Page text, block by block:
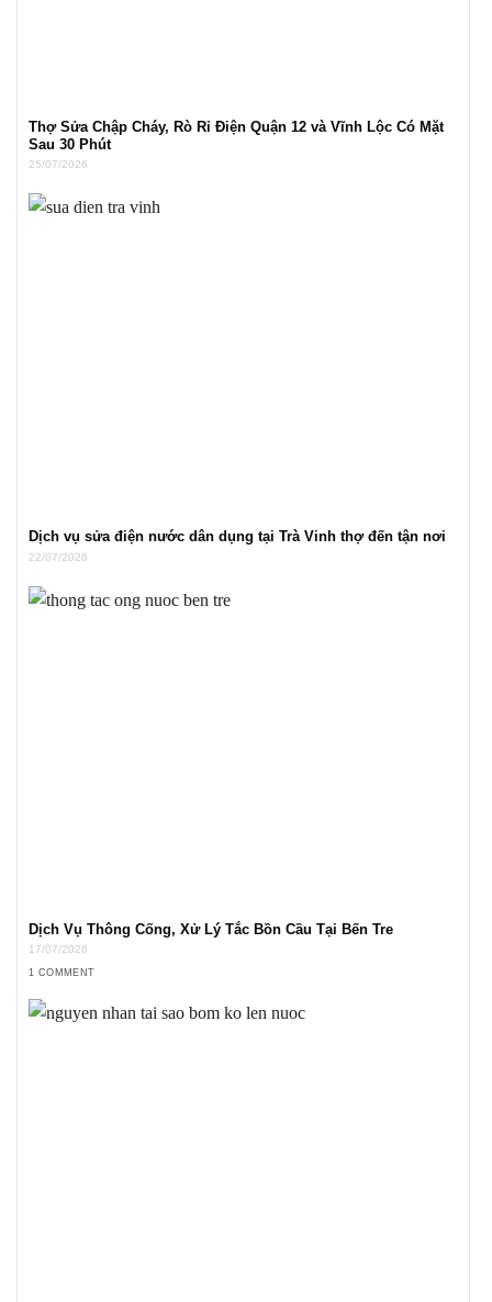
Thợ Sửa Chập Cháy, Rò Rỉ Điện Quận 12 và Vĩnh Lộc Có Mặt
Sau 30 Phút
25/07/2026
Dịch vụ sửa điện nước dân dụng tại Trà Vinh thợ đến tận nơi
22/07/2026
Dịch Vụ Thông Cống, Xử Lý Tắc Bồn Cầu Tại Bến Tre
17/07/2026
1 COMMENT